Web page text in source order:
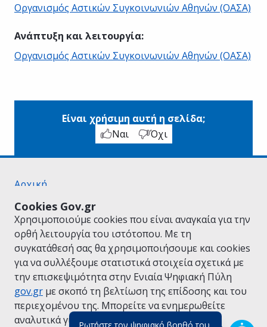
Cookies Gov.gr
Χρησιμοποιούμε cookies που είναι αναγκαία για την
ορθή λειτουργία του ιστότοπου. Με τη
συγκατάθεσή σας θα χρησιμοποιήσουμε και cookies
για να συλλέξουμε στατιστικά στοιχεία σχετικά με
την επισκεψιμότητα στην Ενιαία Ψηφιακή Πύλη
gov.gr με σκοπό τη βελτίωση της επίδοσης και του
περιεχομένου της. Μπορείτε να ενημερωθείτε
αναλυτικά για την Πολιτική Cookies.
Οργανισμός Αστικών Συγκοινωνιών Αθηνών (ΟΑΣΑ)
Ανάπτυξη και λειτουργία:
Οργανισμός Αστικών Συγκοινωνιών Αθηνών (ΟΑΣΑ)
Είναι χρήσιμη αυτή η σελίδα;
Ναι
Όχι
Αρχική
Όροι Χρήσης
Πολιτική Απορρήτου
Δήλωση προσβασιμότητας
Πολιτική cookies
Προτάσεις για το gov.gr
Υλοποίηση από το Υπουργείο Ψηφιακής
Διακυβέρνησης
Ελληνικά |Αγγλικά